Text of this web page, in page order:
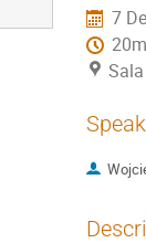
7
20m